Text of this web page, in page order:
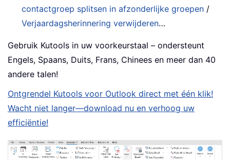
contactgroep splitsen in afzonderlijke groepen /
Verjaardagsherinnering verwijderen…
Gebruik Kutools in uw voorkeurstaal – ondersteunt
Engels, Spaans, Duits, Frans, Chinees en meer dan 40
andere talen!
Ontgrendel Kutools voor Outlook direct met één klik!
Wacht niet langer—download nu en verhoog uw
efficiëntie!